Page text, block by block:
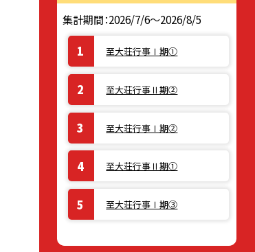
集計期間：2026/7/6～2026/8/5
至大荘行事Ⅰ期①
至大荘行事Ⅱ期②
至大荘行事Ⅰ期②
至大荘行事Ⅱ期①
至大荘行事Ⅰ期③